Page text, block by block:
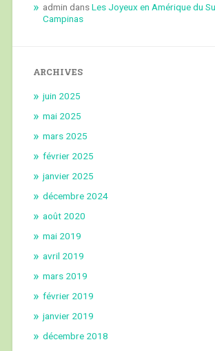
admin dansLes Joyeux en Amérique du
Campinas
ARCHIVES
juin 2025
mai 2025
mars 2025
février 2025
janvier 2025
décembre 2024
août 2020
mai 2019
avril 2019
mars 2019
février 2019
janvier 2019
décembre 2018